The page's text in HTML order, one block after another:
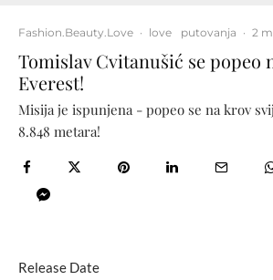
Fashion.Beauty.Love · love putovanja · 2
Tomislav Cvitanušić se popeo
Everest!
Misija je ispunjena - popeo se na krov
8.848 metara!
Release Date